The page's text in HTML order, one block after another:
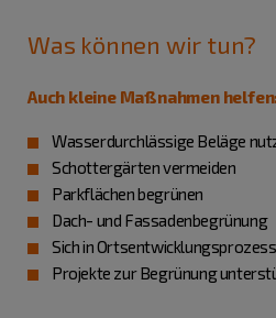
Was können wir tun?
Auch kleine Maßnahmen
Wasserdurchlässige Beläge
Schottergärten vermeiden
Parkflächen begrünen
Dach- und Fassadenbegrünung
Sich in
Projekte zur Begrünung